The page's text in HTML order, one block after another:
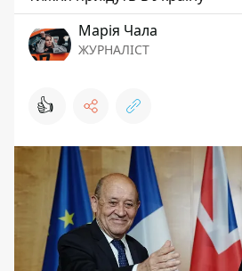
Марія Чала
ЖУРНАЛІСТ
👍